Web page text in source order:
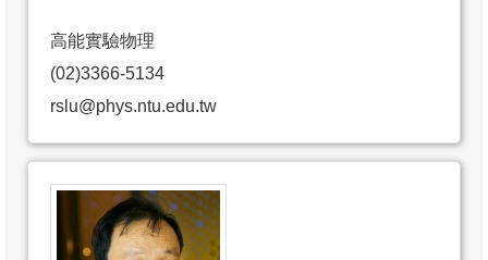
高能實驗物理
(02)3366-5134
rslu@phys.ntu.edu.tw